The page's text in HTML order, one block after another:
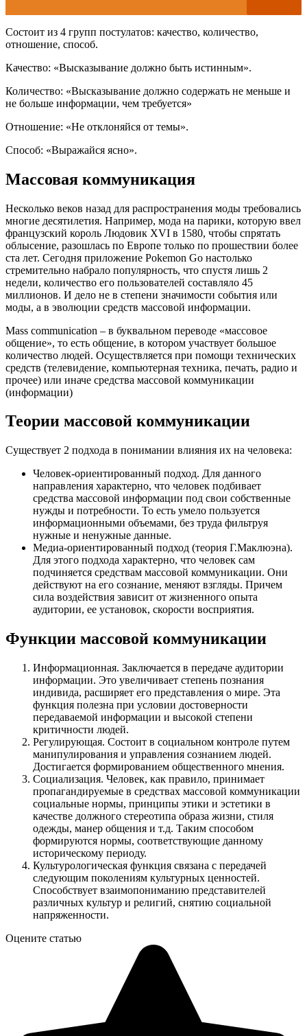
Состоит из 4 групп постулатов: качество, количество,
отношение, способ.
Качество: «Высказывание должно быть истинным».
Количество: «Высказывание должно содержать не меньше и
не больше информации, чем требуется»
Отношение: «Не отклоняйся от темы».
Способ: «Выражайся ясно».
Массовая коммуникация
Несколько веков назад для распространения моды требовались
многие десятилетия. Например, мода на парики, которую ввел
французский король Людовик XVI в 1580, чтобы спрятать
облысение, разошлась по Европе только по прошествии более
ста лет. Сегодня приложение Pokemon Go настолько
стремительно набрало популярность, что спустя лишь 2
недели, количество его пользователей составляло 45
миллионов. И дело не в степени значимости события или
моды, а в эволюции средств массовой информации.
Mass communication – в буквальном переводе «массовое
общение», то есть общение, в котором участвует большое
количество людей. Осуществляется при помощи технических
средств (телевидение, компьютерная техника, печать, радио и
прочее) или иначе средства массовой коммуникации
(информации)
Теории массовой коммуникации
Существует 2 подхода в понимании влияния их на человека:
Человек-ориентированный подход. Для данного
направления характерно, что человек подбивает
средства массовой информации под свои собственные
нужды и потребности. То есть умело пользуется
информационными объемами, без труда фильтруя
нужные и ненужные данные.
Медиа-ориентированный подход (теория Г.Маклюэна).
Для этого подхода характерно, что человек сам
подчиняется средствам массовой коммуникации. Они
действуют на его сознание, меняют взгляды. Причем
сила воздействия зависит от жизненного опыта
аудитории, ее установок, скорости восприятия.
Функции массовой коммуникации
Информационная. Заключается в передаче аудитории
информации. Это увеличивает степень познания
индивида, расширяет его представления о мире. Эта
функция полезна при условии достоверности
передаваемой информации и высокой степени
критичности людей.
Регулирующая. Состоит в социальном контроле путем
манипулирования и управления сознанием людей.
Достигается формированием общественного мнения.
Социализация. Человек, как правило, принимает
пропагандируемые в средствах массовой коммуникации
социальные нормы, принципы этики и эстетики в
качестве должного стереотипа образа жизни, стиля
одежды, манер общения и т.д. Таким способом
формируются нормы, соответствующие данному
историческому периоду.
Культурологическая функция связана с передачей
следующим поколениям культурных ценностей.
Способствует взаимопониманию представителей
различных культур и религий, снятию социальной
напряженности.
Оцените статью